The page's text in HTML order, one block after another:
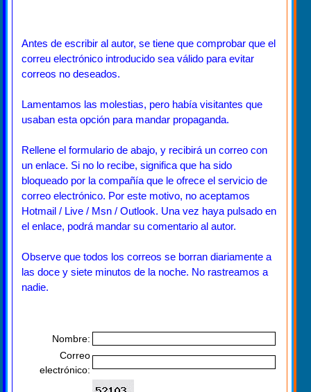
Antes de escribir al autor, se tiene que comprobar que el
correu electrónico introducido sea válido para evitar
correos no deseados.
Lamentamos las molestias, pero había visitantes que
usaban esta opción para mandar propaganda.
Rellene el formulario de abajo, y recibirá un correo con
un enlace. Si no lo recibe, significa que ha sido
bloqueado por la compañía que le ofrece el servicio de
correo electrónico. Por este motivo, no aceptamos
Hotmail / Live / Msn / Outlook. Una vez haya pulsado en
el enlace, podrá mandar su comentario al autor.
Observe que todos los correos se borran diariamente a
las doce y siete minutos de la noche. No rastreamos a
nadie.
Nombre:
Correo
electrónico: